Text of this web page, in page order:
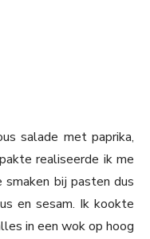
salade met paprika,
realiseerde ik me
bij pasten dus
en sesam. Ik kookte
in een wok op hoog